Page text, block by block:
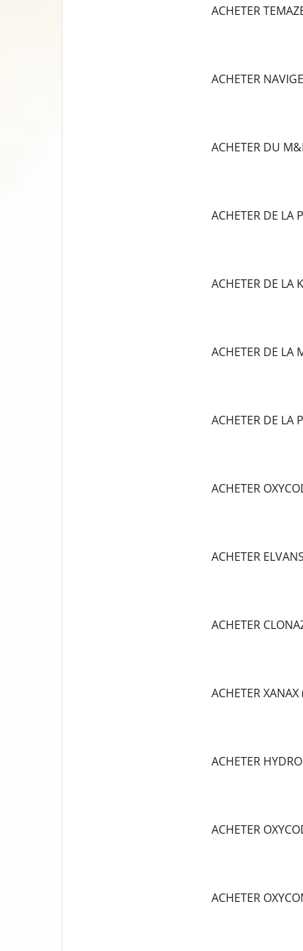
ACHETER
ACHETER
ACHETER DU
ACHETER DE LA
ACHETER DE LA
ACHETER DE LA
ACHETER DE LA
ACHETER
ACHETER
ACHETER
ACHETER
ACHETER
ACHETER
ACHETER